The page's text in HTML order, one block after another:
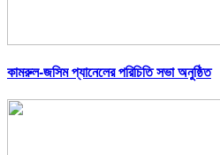
কামরুল-জসিম প্যানেলের পরিচিতি সভা অনুষ্ঠিত